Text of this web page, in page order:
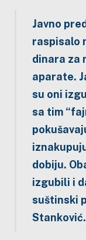
Javno
raspisalo
dinara za
aparate.
su oni
sa tim
dobiju.
izgubili i
suštinski
Stanković.